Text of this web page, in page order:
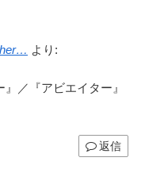
より:
／『アビエイター』
返信